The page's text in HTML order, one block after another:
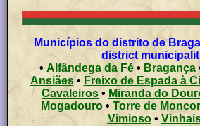
Municípios do distrito de
district
• Alfândega da Fé• Bragança
Ansiães• Freixo de Espada à
Cavaleiros • Miranda do
Mogadouro • Torre de
Vimioso•